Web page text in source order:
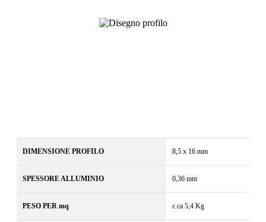
DIMENSIONE PROFILO 8,5 x 16 mm
SPESSORE ALLUMINIO 0,36 mm
PESO PER mq c.ca 5,4 Kg